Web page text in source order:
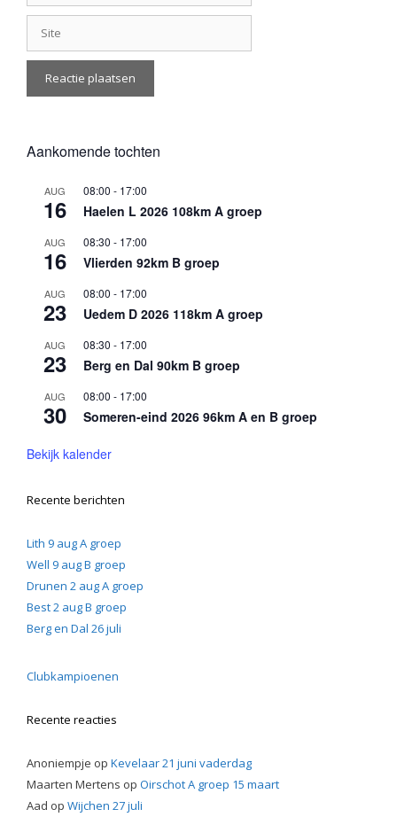
Aankomende tochten
AUG
16
08:00 - 17:00
Haelen L 2026 108km A groep
AUG
16
08:30 - 17:00
Vlierden 92km B groep
AUG
23
08:00 - 17:00
Uedem D 2026 118km A groep
AUG
23
08:30 - 17:00
Berg en Dal 90km B groep
AUG
30
08:00 - 17:00
Someren-eind 2026 96km A en B groep
Bekijk kalender
Recente berichten
Lith 9 aug A groep
Well 9 aug B groep
Drunen 2 aug A groep
Best 2 aug B groep
Berg en Dal 26 juli
Clubkampioenen
Recente reacties
Anoniempje op Kevelaar 21 juni vaderdag
Maarten Mertens op Oirschot A groep 15 maart
Aad op Wijchen 27 juli